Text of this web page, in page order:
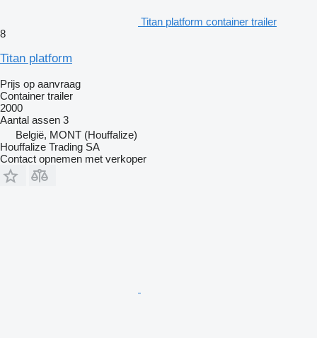
Titan platform container trailer
8
Titan platform
Prijs op aanvraag
Container trailer
2000
Aantal assen 3
België, MONT (Houffalize)
Houffalize Trading SA
Contact opnemen met verkoper